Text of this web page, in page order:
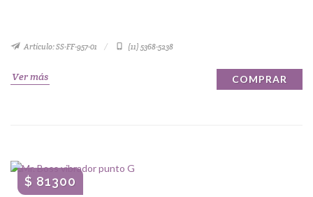
Artículo: SS-FF-957-01 (11) 5368-5238
Ver más COMPRAR
$ 81300